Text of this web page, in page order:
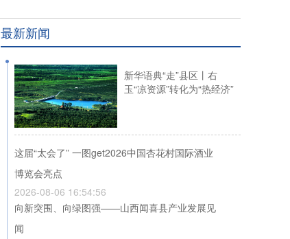
最新新闻
新华语典“走”县区丨右
玉“凉资源”转化为“热经济”
这届“太会了” 一图get2026中国杏花村国际酒业
博览会亮点
2026-08-06 16:54:56
向新突围、向绿图强——山西闻喜县产业发展见
闻